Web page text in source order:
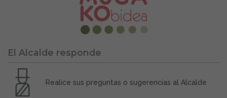
El Alcalde responde
Realice sus preguntas o sugerencias al Alcalde